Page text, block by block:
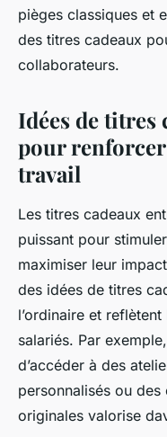
pièges classiques et
des titres cadeaux
collaborateurs.
Idées de titres
pour
travail
Les titres cadeaux
puissant pour
maximiser leur
des idées de titres
l’ordinaire et
salariés. Par
d’accéder à des
personnalisés ou
originales valorise